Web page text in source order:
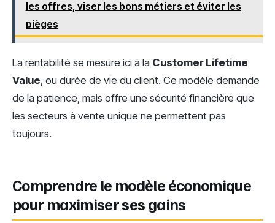
les offres, viser les bons métiers et éviter les
pièges
La rentabilité se mesure ici à la Customer Lifetime
Value, ou durée de vie du client. Ce modèle demande
de la patience, mais offre une sécurité financière que
les secteurs à vente unique ne permettent pas
toujours.
Comprendre le modèle économique
pour maximiser ses gains